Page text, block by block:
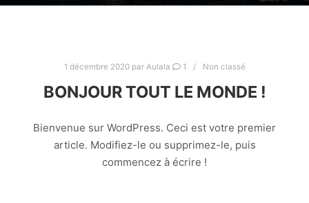
1 décembre 2020par Aulala 1 Non classé
BONJOUR TOUT LE MONDE !
Bienvenue sur WordPress. Ceci est votre premier
article. Modifiez-le ou supprimez-le, puis
commencez à écrire !